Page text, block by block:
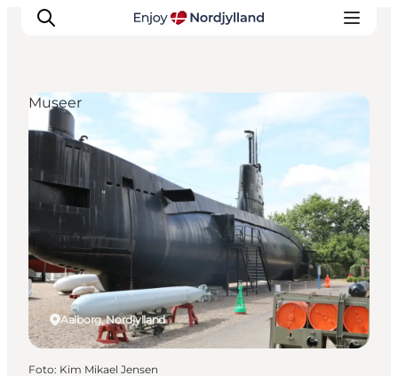
Oplevelser og aktiviteter
Planlæg din tur
Byer og steder
Guides
Det sker
For børn
Aalborg, Nordjylland
Museer
Foto: Kim Mikael Jensen